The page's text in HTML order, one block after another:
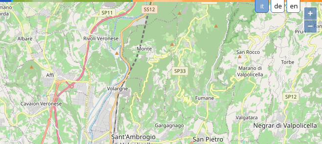
it de en
+
−